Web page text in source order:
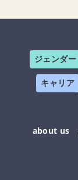
ジェンダー
キャリア
about us